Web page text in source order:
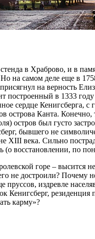
в Храброво, и в
на самом деле еще в
на верность
построенный в 1333
сердце Кенигсберга,
Канта.
был густо
бывшего не
XIII века. Сильно
(о восстановлении, по
горе – высится
не достроили? Почему
пруссов, издревле
Кенигсберг,
карму»?